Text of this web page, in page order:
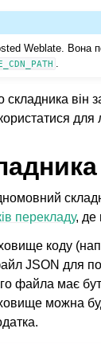
Weblate. Вона
він
для
перекладу, де
коду
JSON для
файла має
можна